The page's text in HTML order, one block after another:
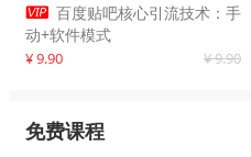
 百度贴吧核心引流技术：手
动+软件模式
¥ 9.90 ¥ 9.90
免费课程